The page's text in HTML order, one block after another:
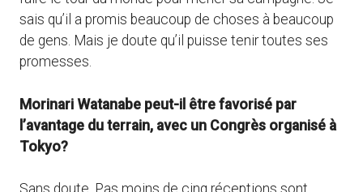
sais qu’il a promis beaucoup de choses à beaucoup
de gens. Mais je doute qu’il puisse tenir toutes ses
promesses.
Morinari Watanabe peut-il être favorisé par
l’avantage du terrain, avec un Congrès organisé à
Tokyo?
Sans doute. Pas moins de cinq réceptions sont